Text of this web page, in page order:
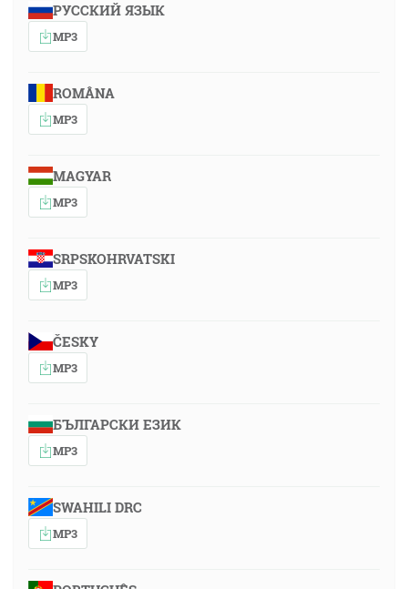
РУССКИЙ ЯЗЫК
MP3
ROMÂNA
MP3
MAGYAR
MP3
SRPSKOHRVATSKI
MP3
ČESKY
MP3
БЪЛГАРСКИ ЕЗИК
MP3
SWAHILI DRC
MP3